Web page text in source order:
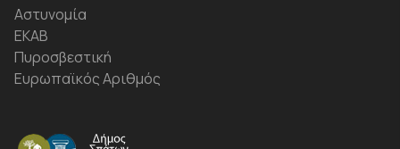
Αστυνομία
ΕΚΑΒ
Πυροσβεστική
Ευρωπαϊκός Αριθμός